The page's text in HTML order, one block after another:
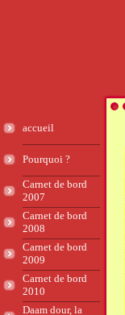
accueil
Pourquoi ?
Carnet de bord
2007
Carnet de bord
2008
Carnet de bord
2009
Carnet de bord
2010
Daam dour, la